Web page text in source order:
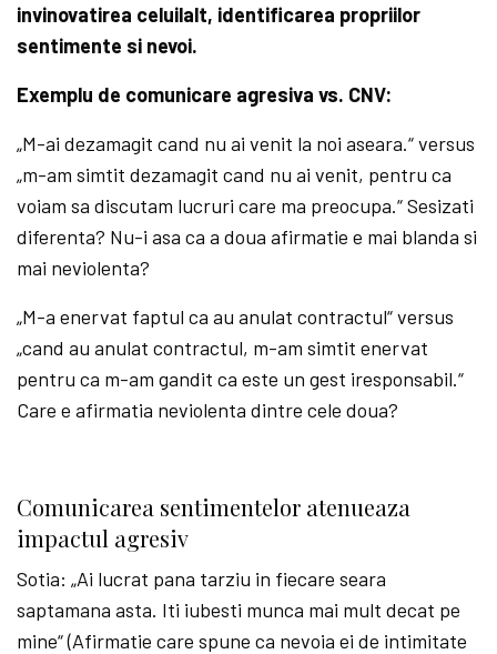
invinovatirea celuilalt, identificarea propriilor
sentimente si nevoi.
Exemplu de comunicare agresiva vs. CNV:
„M-ai dezamagit cand nu ai venit la noi aseara.“ versus
„m-am simtit dezamagit cand nu ai venit, pentru ca
voiam sa discutam lucruri care ma preocupa.“ Sesizati
diferenta? Nu-i asa ca a doua afirmatie e mai blanda si
mai neviolenta?
„M-a enervat faptul ca au anulat contractul“ versus
„cand au anulat contractul, m-am simtit enervat
pentru ca m-am gandit ca este un gest iresponsabil.“
Care e afirmatia neviolenta dintre cele doua?
Comunicarea sentimentelor atenueaza
impactul agresiv
Sotia: „Ai lucrat pana tarziu in fiecare seara
saptamana asta. Iti iubesti munca mai mult decat pe
mine“ (Afirmatie care spune ca nevoia ei de intimitate